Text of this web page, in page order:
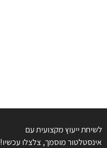
לשיחת ייעוץ מקצועית עם
אינסטלטור מוסמך, צלצלו עכשיו!